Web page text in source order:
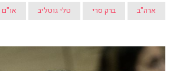
ארה"ב ברק סרי טלי גוטליב או"ם